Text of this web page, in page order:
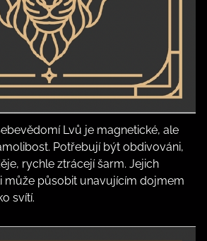
Lvů je magnetické, ale
Potřebují být obdivováni,
rychle ztrácejí šarm. Jejich
může působit unavujícím dojmem
svítí.